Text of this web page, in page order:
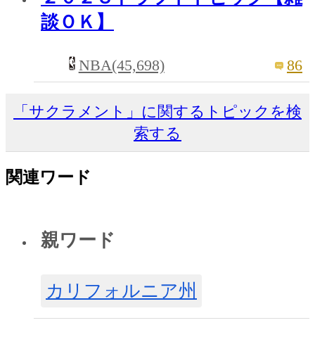
談ＯＫ】
NBA(45,698) 86
「サクラメント」に関するトピックを検
索する
関連ワード
親ワード
カリフォルニア州